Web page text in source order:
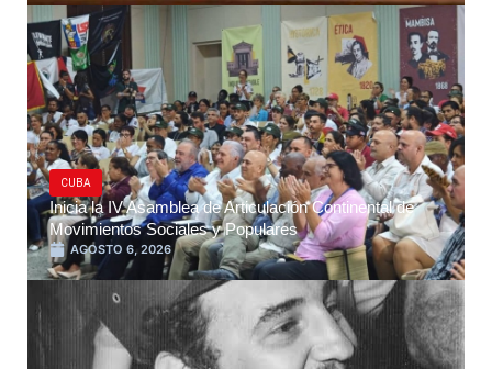
CUBA
Inicia la IV Asamblea de Articulación Continental de
Movimientos Sociales y Populares
AGOSTO 6, 2026